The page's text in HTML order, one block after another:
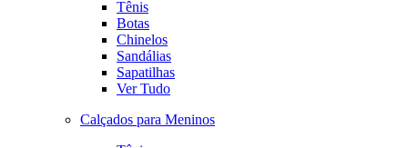
Tênis
Botas
Chinelos
Sandálias
Sapatilhas
Ver Tudo
Calçados para Meninos